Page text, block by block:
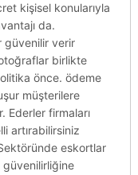
kişisel konularıyla
da.
güvenilir verir
birlikte
önce. ödeme
müşterilere
Ederler firmaları
artırabilirsiniz
eskortlar